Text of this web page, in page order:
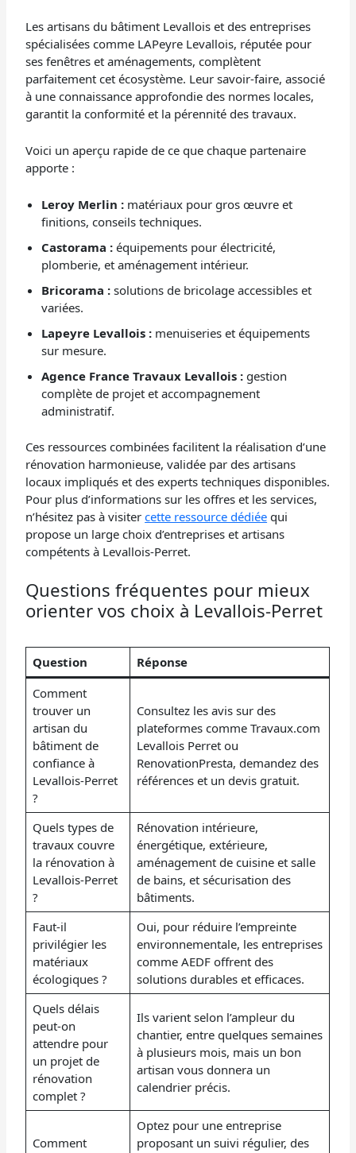
Les artisans du bâtiment Levallois et des entreprises
spécialisées comme LAPeyre Levallois, réputée pour
ses fenêtres et aménagements, complètent
parfaitement cet écosystème. Leur savoir-faire, associé
à une connaissance approfondie des normes locales,
garantit la conformité et la pérennité des travaux.
Voici un aperçu rapide de ce que chaque partenaire
apporte :
Leroy Merlin : matériaux pour gros œuvre et
finitions, conseils techniques.
Castorama : équipements pour électricité,
plomberie, et aménagement intérieur.
Bricorama : solutions de bricolage accessibles et
variées.
Lapeyre Levallois : menuiseries et équipements
sur mesure.
Agence France Travaux Levallois : gestion
complète de projet et accompagnement
administratif.
Ces ressources combinées facilitent la réalisation d’une
rénovation harmonieuse, validée par des artisans
locaux impliqués et des experts techniques disponibles.
Pour plus d’informations sur les offres et les services,
n’hésitez pas à visitercette ressource dédiée qui
propose un large choix d’entreprises et artisans
compétents à Levallois-Perret.
Questions fréquentes pour mieux
orienter vos choix à Levallois-Perret
Question
Réponse
Comment
trouver un
artisan du
bâtiment de
confiance à
Levallois-Perret
?
Consultez les avis sur des
plateformes comme Travaux.com
Levallois Perret ou
RenovationPresta, demandez des
références et un devis gratuit.
Quels types de
travaux couvre
la rénovation à
Levallois-Perret
?
Rénovation intérieure,
énergétique, extérieure,
aménagement de cuisine et salle
de bains, et sécurisation des
bâtiments.
Faut-il
privilégier les
matériaux
écologiques ?
Oui, pour réduire l’empreinte
environnementale, les entreprises
comme AEDF offrent des
solutions durables et efficaces.
Quels délais
peut-on
attendre pour
un projet de
rénovation
complet ?
Ils varient selon l’ampleur du
chantier, entre quelques semaines
à plusieurs mois, mais un bon
artisan vous donnera un
calendrier précis.
Comment
Optez pour une entreprise
proposant un suivi régulier, des